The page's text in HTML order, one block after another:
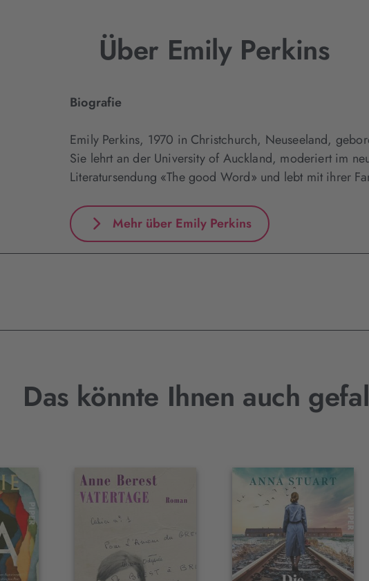
Über Emily Perkins
Biografie
Emily Perkins, 1970 in Christchurch, Neuseeland,
Sie lehrt an der University of Auckland, moderiert im
Literatursendung «The good Word» und lebt mit ihrer
Mehr über Emily Perkins
Das könnte Ihnen auch